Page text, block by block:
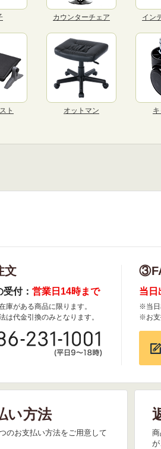
カウンターチェア イン
ト オットマン
文
受付： 営業日14時まで
庫がある商品に限ります。
は代金引換のみとなります。
当日
※当日
※お支
い方法
のお支払い方法をご用意して